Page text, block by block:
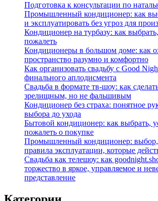
Подготовка к консультации по
Промышленный кондиционер: как
и эксплуатировать без угроз для
Кондиционер на турбазу: как
пожалеть
Кондиционеры в большом доме: как
пространство разумно и комфортно
Как организовать свадьбу с Good
финального аплодисмента
Свадьба в формате тв‑шоу: как
зрелищным, но не фальшивым
Кондиционер без страха: понятное
выбора до ухода
Бытовой кондиционер: как выбрать,
пожалеть о покупке
Промышленный кондиционер: выбор,
правила эксплуатации, которые
Свадьба как телешоу: как
торжество в яркое, управляемое и
представление